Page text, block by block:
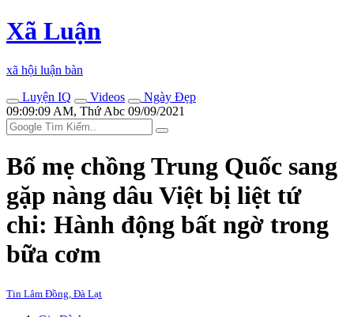
Xã Luận
xã hội luận bàn
Luyện IQ
Videos
Ngày Đẹp
09:09:09 AM, Thứ Abc 09/09/2021
Bố mẹ chồng Trung Quốc sang
gặp nàng dâu Việt bị liệt tứ
chi: Hành động bất ngờ trong
bữa cơm
Tin Lâm Đồng, Đà Lạt